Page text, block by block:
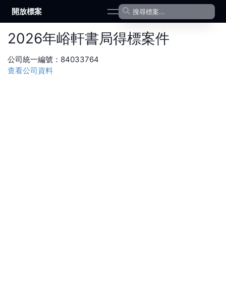
開放標案 open navigation menu
2026年峪軒書局得標案件
公司統一編號： 84033764
查看公司資料